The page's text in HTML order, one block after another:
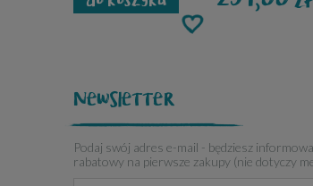
Newsletter
Podaj swój adres e-mail - będziesz
rabatowy na pierwsze zakupy (nie dotyczy